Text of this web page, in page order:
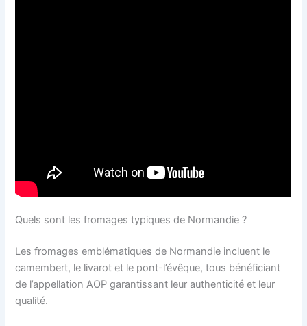
Quels sont les fromages typiques de Normandie ?
Les fromages emblématiques de Normandie incluent le
camembert, le livarot et le pont-l’évêque, tous bénéficiant
de l’appellation AOP garantissant leur authenticité et leur
qualité.